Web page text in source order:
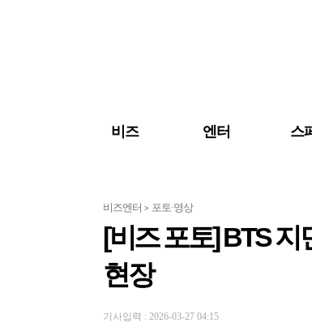
비즈 엔터 스
비즈엔터 > 포토·영상
[비즈 포토] BTS 지
현장
기사입력 : 2026-03-27 04:15